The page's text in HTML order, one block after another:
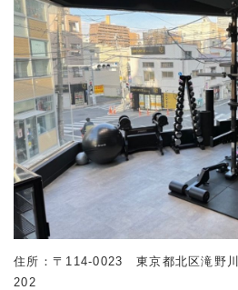
住所：〒114-0023 東京都北区滝野
202